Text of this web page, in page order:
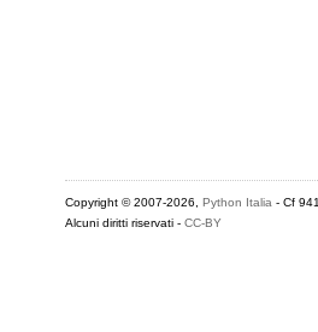
Copyright © 2007-2026, Python Italia - Cf
Alcuni diritti riservati - CC-BY